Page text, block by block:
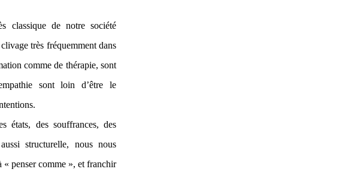
classique de notre société
très fréquemment dans
comme de thérapie, sont
sont loin d’être le
états, des souffrances, des
structurelle, nous nous
« penser comme », et franchir